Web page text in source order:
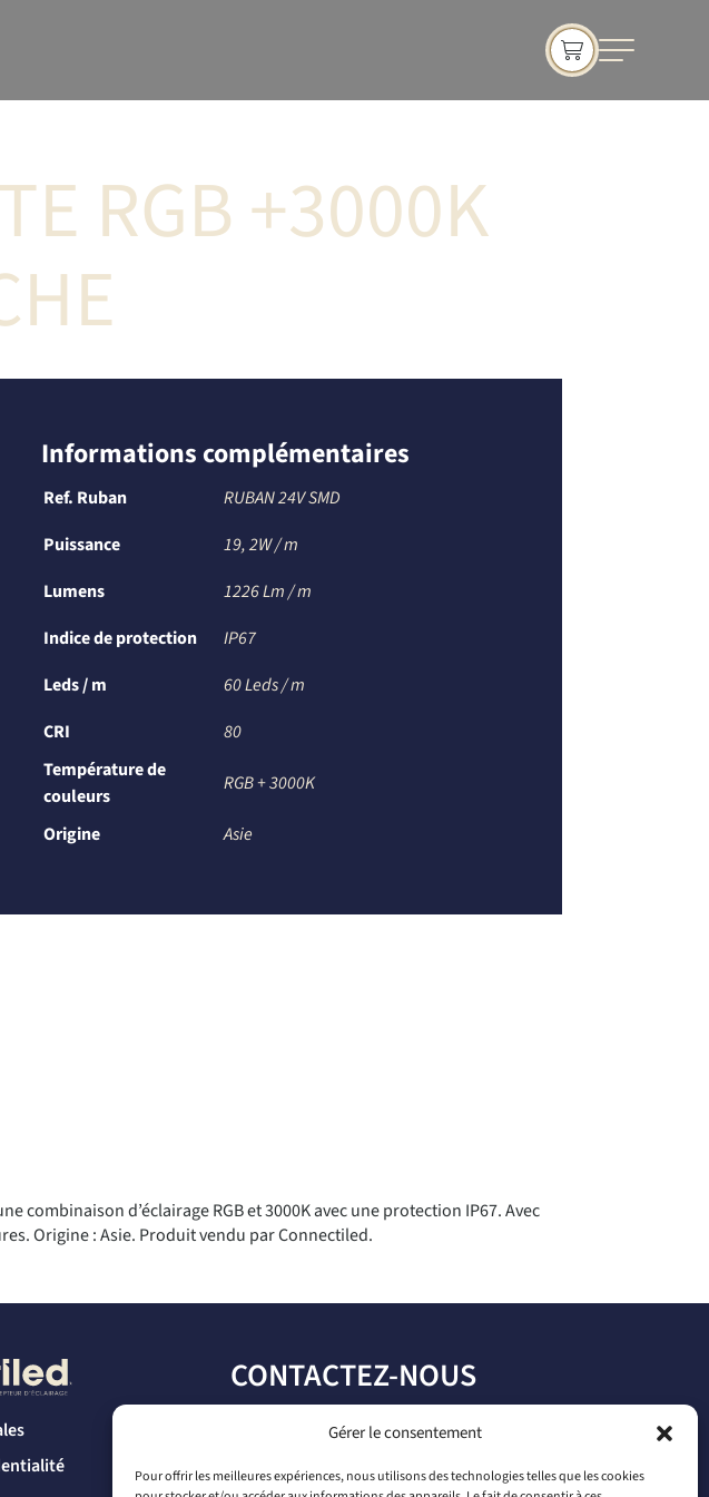
Gérer le consentement
Pour offrir les meilleures expériences, nous utilisons des technologies telles que les cookies
RGB +3000K
Informations complémentaires
Ref. Ruban
RUBAN 24V SMD
Puissance
19,2W / m
Lumens
1226 Lm / m
Indice de protection
IP67
Leds / m
60 Leds / m
CRI
80
Température de
couleurs
RGB + 3000K
Origine Asie
combinaison d’éclairage RGB et 3000K avec une protection IP67. Avec
Origine : Asie. Produit vendu par Connectiled.
CONTACTEZ-NOUS
par téléphone